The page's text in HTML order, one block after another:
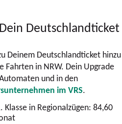
Deutschlandticket
Deinem Deutschlandticket hinzu
in NRW. Dein Upgrade
und in den
im VRS.
Klasse in Regionalzügen: 84,60